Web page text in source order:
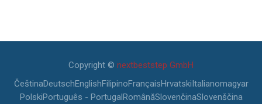
Copyright © nextbeststep GmbH
ČeštinaDeutschEnglishFilipinoFrançaisHrvatskiItalianomagyar
PolskiPortuguês - PortugalRomânăSlovenčinaSlovenščina